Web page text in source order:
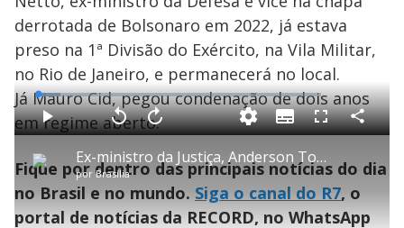
derrotada de Bolsonaro em 2022, já estava
preso na 1ª Divisão do Exército, na Vila Militar,
no Rio de Janeiro, e permanecerá no local.
Já Mauro Cid, pegou condenação de dois anos
em regime aberto.
P Ex-ministro da Justiça, Anderson Torres, vai cumprir pena no complexo penitenciário da Papuda
por Brasília
P V
t
a
r
0
s
e
g
A
n
1
0
s
e
L
o
a
d
e
.
8
6
%
S
u
b
i
t
l
s
F
l
s
c
r
e
e
n
C
o
i
l
a
Fique por dentro das principais notícias do dia
no Brasil e no mundo. Siga o canal do R7, o
portal de notícias da RECORD, no WhatsApp